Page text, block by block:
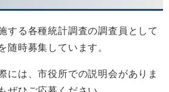
する各種統計調査の調査員として
随時募集しています。
には、市役所での説明会がありま